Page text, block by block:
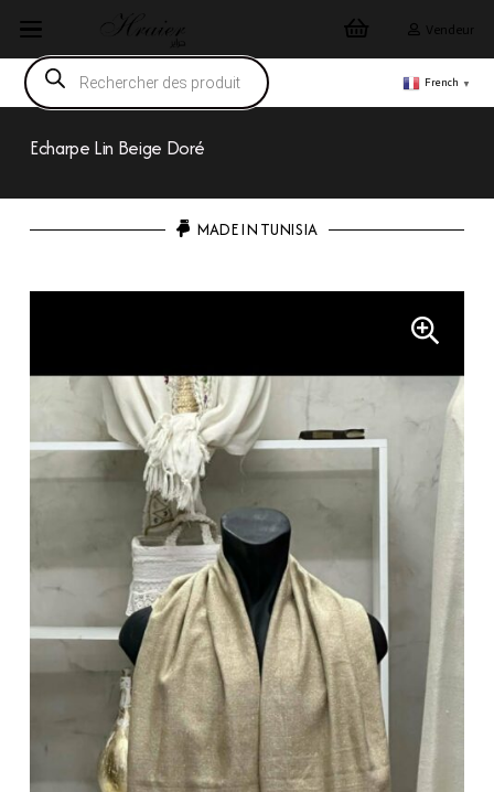
Vendeur
Recherche
de
produits
French ▼
Echarpe Lin Beige Doré
MADE IN TUNISIA